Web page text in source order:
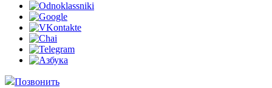
Позвонить